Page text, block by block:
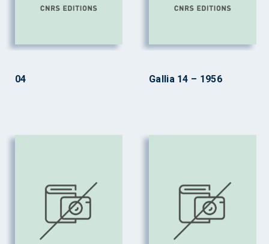
04 Gallia 14 – 1956